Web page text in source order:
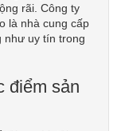
rãi. Công ty
là nhà cung cấp
như uy tín trong
điểm sản